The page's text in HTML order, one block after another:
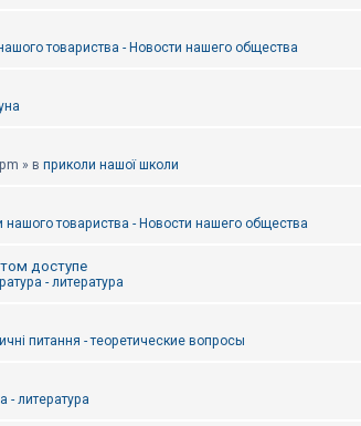
товариства - Новости нашего общества
» в приколи нашої школи
нашого товариства - Новости нашего общества
доступе
- литература
питання - теоретические вопросы
- литература